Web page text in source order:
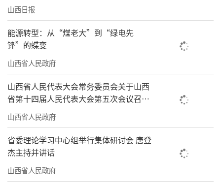
山西日报
能源转型：从“煤老大”到“绿电先
锋”的蝶变
山西省人民政府
山西省人民代表大会常务委员会关于山西
省第十四届人民代表大会第五次会议召开
时间的决定
山西省人民政府
省委理论学习中心组举行集体研讨会 唐登
杰主持并讲话
山西省人民政府